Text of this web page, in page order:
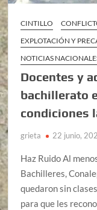
CINTILLO
EXPLOTACIÓN Y
NOTICIAS
Docentes y
bachillerato
condiciones
grieta 22 junio,
Haz Ruido Al
Bachilleres,
quedaron sin
para que les